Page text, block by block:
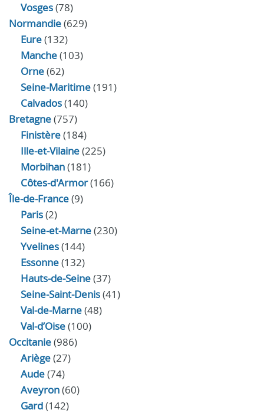
Vosges(78)
Normandie(629)
Eure(132)
Manche(103)
Orne(62)
Seine-Maritime(191)
Calvados(140)
Bretagne(757)
Finistère(184)
Ille-et-Vilaine(225)
Morbihan(181)
Côtes-d'Armor(166)
Île-de-France(9)
Paris(2)
Seine-et-Marne(230)
Yvelines(144)
Essonne(132)
Hauts-de-Seine(37)
Seine-Saint-Denis(41)
Val-de-Marne(48)
Val-d’Oise(100)
Occitanie(986)
Ariège(27)
Aude(74)
Aveyron(60)
Gard(142)